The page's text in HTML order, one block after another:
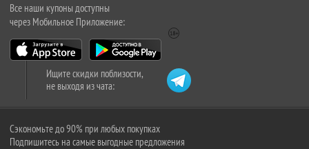
Все наши купоны доступны
через Мобильное Приложение:
Ищите скидки поблизости,
не выходя из чата:
Сэкономьте до 90% при любых покупках
Подпишитесь на самые выгодные предложения